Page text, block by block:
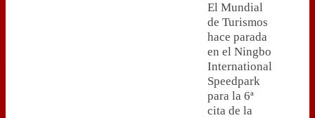
El Mundial
de Turismos
hace parada
en el Ningbo
International
Speedpark
para la 6ª
cita de la